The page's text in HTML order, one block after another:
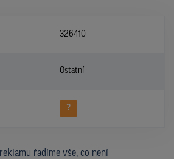
326410
Ostatní
?
řadíme vše, co není